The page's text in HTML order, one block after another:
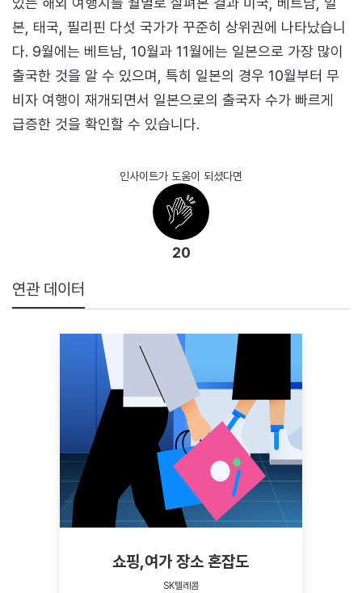
본, 태국, 필리핀 다섯 국가가 꾸준히 상위권에 나타났습니
다. 9월에는 베트남, 10월과 11월에는 일본으로 가장 많이
출국한 것을 알 수 있으며, 특히 일본의 경우 10월부터 무
비자 여행이 재개되면서 일본으로의 출국자 수가 빠르게
급증한 것을 확인할 수 있습니다.
인사이트가 도움이 되셨다면
20
연관 데이터
쇼핑,여가 장소 혼잡도
SK텔레콤